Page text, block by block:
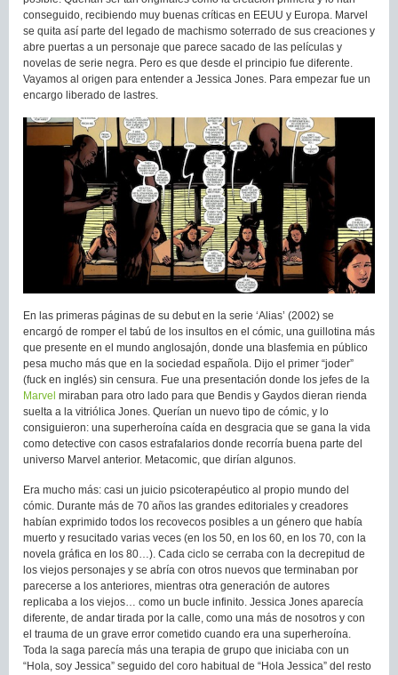
conseguido, recibiendo muy buenas críticas en EEUU y Europa. Marvel
se quita así parte del legado de machismo soterrado de sus creaciones y
abre puertas a un personaje que parece sacado de las películas y
novelas de serie negra. Pero es que desde el principio fue diferente.
Vayamos al origen para entender a Jessica Jones. Para empezar fue un
encargo liberado de lastres.
En las primeras páginas de su debut en la serie ‘Alias’ (2002) se
encargó de romper el tabú de los insultos en el cómic, una guillotina más
que presente en el mundo anglosajón, donde una blasfemia en público
pesa mucho más que en la sociedad española. Dijo el primer “joder”
(fuck en inglés) sin censura. Fue una presentación donde los jefes de la
Marvel miraban para otro lado para que Bendis y Gaydos dieran rienda
suelta a la vitriólica Jones. Querían un nuevo tipo de cómic, y lo
consiguieron: una superheroína caída en desgracia que se gana la vida
como detective con casos estrafalarios donde recorría buena parte del
universo Marvel anterior. Metacomic, que dirían algunos.
Era mucho más: casi un juicio psicoterapéutico al propio mundo del
cómic. Durante más de 70 años las grandes editoriales y creadores
habían exprimido todos los recovecos posibles a un género que había
muerto y resucitado varias veces (en los 50, en los 60, en los 70, con la
novela gráfica en los 80…). Cada ciclo se cerraba con la decrepitud de
los viejos personajes y se abría con otros nuevos que terminaban por
parecerse a los anteriores, mientras otra generación de autores
replicaba a los viejos… como un bucle infinito. Jessica Jones aparecía
diferente, de andar tirada por la calle, como una más de nosotros y con
el trauma de un grave error cometido cuando era una superheroína.
Toda la saga parecía más una terapia de grupo que iniciaba con un
“Hola, soy Jessica” seguido del coro habitual de “Hola Jessica” del resto